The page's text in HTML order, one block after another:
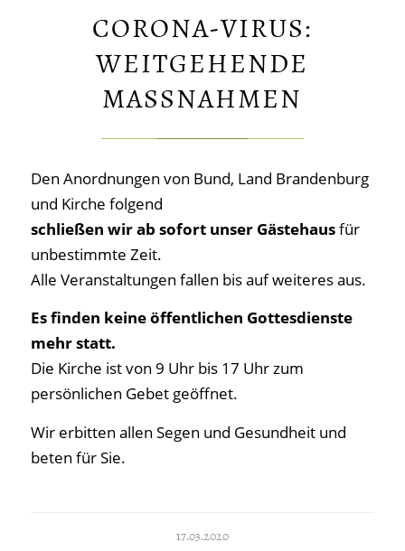
CORONA-VIRUS:
WEITGEHENDE
MASSNAHMEN
Den Anordnungen von Bund, Land Brandenburg
und Kirche folgend
schließen wir ab sofort unser Gästehausfür
unbestimmte Zeit.
Alle Veranstaltungen fallen bis auf weiteres aus.
Es finden keine öffentlichen Gottesdienste
mehr statt.
Die Kirche ist von 9 Uhr bis 17 Uhr zum
persönlichen Gebet geöffnet.
Wir erbitten allen Segen und Gesundheit und
beten für Sie.
17.03.2020